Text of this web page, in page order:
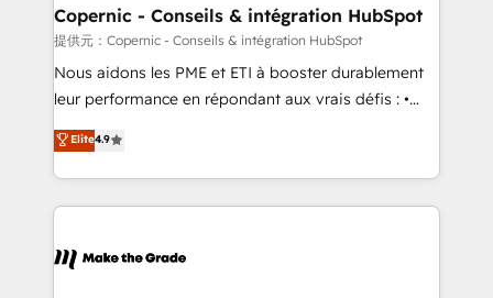
One company, one operating model, delivering
across offices and consulting teams in the UK, USA,
Canada, Germany, France, Belgium, Singapore, and
South Africa. Certified compliant with ISO/IEC
international offices and 175+ employees.
Copernic - Conseils & intégration HubSpot
提供元：Copernic - Conseils & intégration HubSpot
Nous aidons les PME et ETI à booster durablement
leur performance en répondant aux vrais défis : •
Intégration de HubSpot avec d’autres outils (ERP,
téléphonie, etc.) • Alignement des équipes grâce à un
outil et des données partagées • Amélioration de la
collecte et de l’analyse des données pour des
de la productivité des équipes Notre équipe de 30
Elite4.9